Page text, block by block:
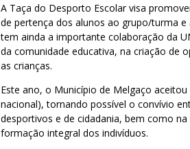
A Taça do Desporto Escolar visa
de pertença dos alunos ao grupo/turma
tem ainda a importante colaboração da
da comunidade educativa, na criação de
as crianças.
Este ano, o Município de Melgaço
nacional), tornando possível o convívio
desportivos e de cidadania, bem como
formação integral dos indivíduos.